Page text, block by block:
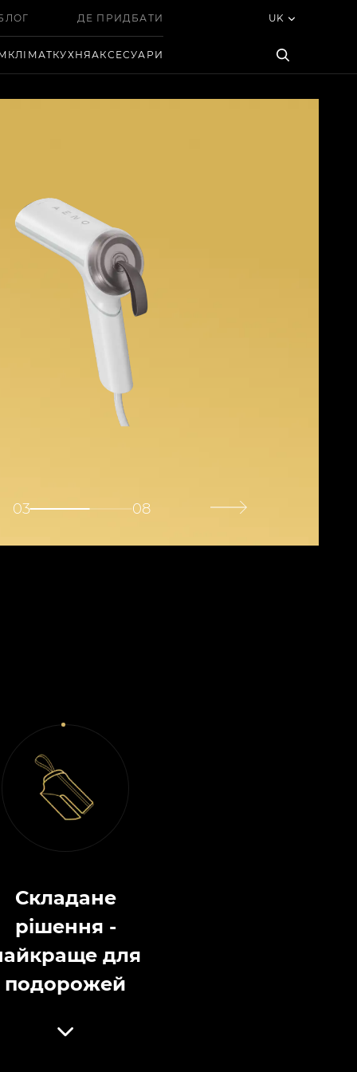
ДЕ ПРИДБАТИ
КЛІМАТКУХНЯАКСЕСУАРИ
UK
03 08
Складане
рішення -
для
подорожей